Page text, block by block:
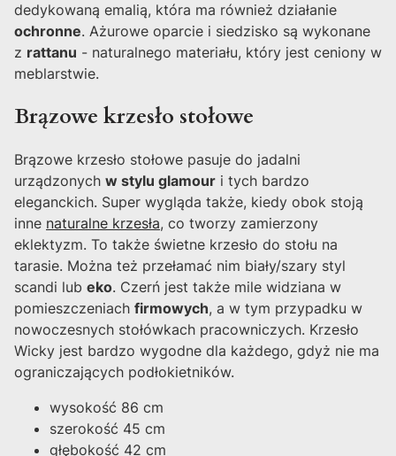
dedykowaną emalią, która ma również działanie
ochronne. Ażurowe oparcie i siedzisko są wykonane
z rattanu - naturalnego materiału, który jest ceniony w
meblarstwie.
Brązowe krzesło stołowe
Brązowe krzesło stołowe pasuje do jadalni
urządzonych w stylu glamour i tych bardzo
eleganckich. Super wygląda także, kiedy obok stoją
inne naturalne krzesła, co tworzy zamierzony
eklektyzm. To także świetne krzesło do stołu na
tarasie. Można też przełamać nim biały/szary styl
scandi lub eko. Czerń jest także mile widziana w
pomieszczeniach firmowych, a w tym przypadku w
nowoczesnych stołówkach pracowniczych. Krzesło
Wicky jest bardzo wygodne dla każdego, gdyż nie ma
ograniczających podłokietników.
wysokość 86 cm
szerokość 45 cm
głębokość 42 cm